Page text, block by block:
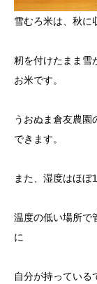
雪むろ米は、秋に
籾を付けたまま雪
お米です。
うおぬま倉友農園
できます。
また、湿度はほぼ
温度の低い場所で
に
自分が持っている